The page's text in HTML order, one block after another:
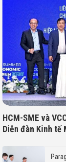
HCM-SME và
Diễn đàn Kinh tế